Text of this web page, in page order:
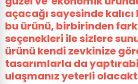
açacağı sayesinde
bu ürünü, birbirinden
seçenekleri ile sizlere
ürünü kendi zevkinize
tasarımlarla da
ulaşmanız yeterli